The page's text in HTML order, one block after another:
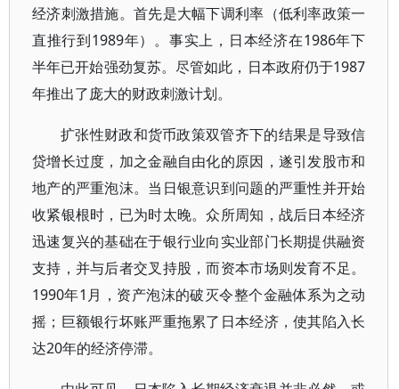
经济刺激措施。首先是大幅下调利率（低利率政策一
直推行到1989年）。事实上，日本经济在1986年下
半年已开始强劲复苏。尽管如此，日本政府仍于1987
年推出了庞大的财政刺激计划。
扩张性财政和货币政策双管齐下的结果是导致信
贷增长过度，加之金融自由化的原因，遂引发股市和
地产的严重泡沫。当日银意识到问题的严重性并开始
收紧银根时，已为时太晚。众所周知，战后日本经济
迅速复兴的基础在于银行业向实业部门长期提供融资
支持，并与后者交叉持股，而资本市场则发育不足。
1990年1月，资产泡沫的破灭令整个金融体系为之动
摇；巨额银行坏账严重拖累了日本经济，使其陷入长
达20年的经济停滞。